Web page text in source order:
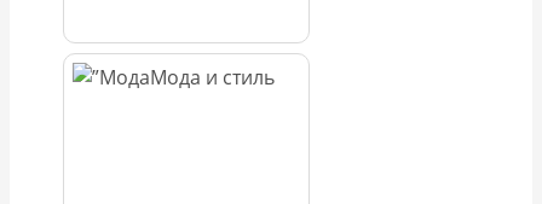
Мода и стиль